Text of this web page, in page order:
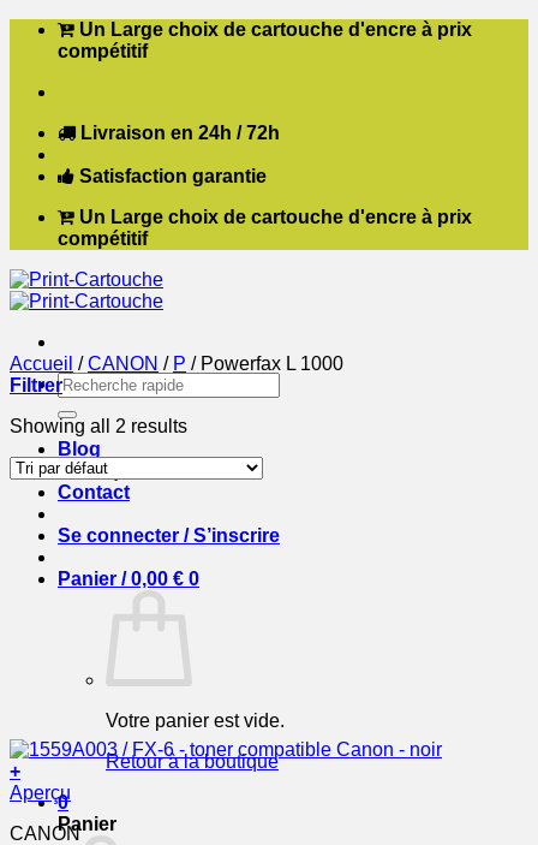
Passer Un Large choix de cartouche d'encre à prix
compétitif
Livraison en 24h / 72h
Satisfaction garantie
Un Large choix de cartouche d'encre à prix
compétitif
Recherche
pour :
Blog
Boutique
Contact
Se connecter / S’inscrire
Panier /0,00 € 0
Votre panier est vide.
Retour à la boutique
0
Panier
Accueil / CANON / P /Powerfax L 1000
Filtrer
Showing all 2 results
+
Aperçu
CANON